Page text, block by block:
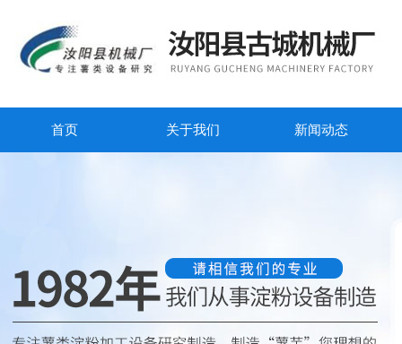
首页 关于我们 新闻动态